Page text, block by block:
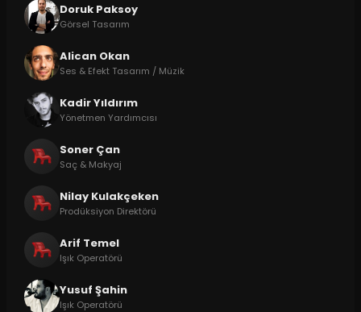
Doruk Paksoy
Görsel Tasarım
Alican Okan
Ses & Efekt Tasarım / Müzik
Kadir Yıldırım
Yönetmen Yardımcısı
Soner Çan
Saç & Makyaj
Nilay Kulakçeken
Prodüksiyon Direktörü
Arif Temel
Işık Operatörü
Yusuf Şahin
Işık Operatörü